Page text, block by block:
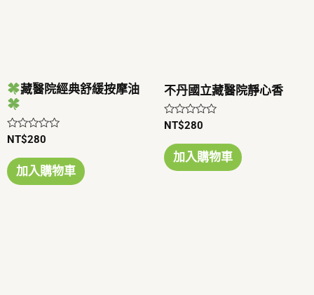
藏醫院經典舒緩按摩油
評
滿
分
5
NT$280
加入購物車
不丹國立藏醫院靜心香
評
滿
分
5
NT$280
加入購物車